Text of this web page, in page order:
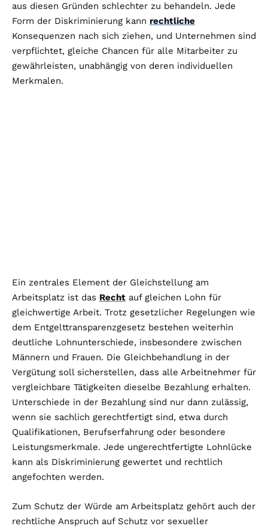
aus diesen Gründen schlechter zu behandeln. Jede
Form der Diskriminierung kann rechtliche
Konsequenzen nach sich ziehen, und Unternehmen sind
verpflichtet, gleiche Chancen für alle Mitarbeiter zu
gewährleisten, unabhängig von deren individuellen
Merkmalen.
Ein zentrales Element der Gleichstellung am
Arbeitsplatz ist das Recht auf gleichen Lohn für
gleichwertige Arbeit. Trotz gesetzlicher Regelungen wie
dem Entgelttransparenzgesetz bestehen weiterhin
deutliche Lohnunterschiede, insbesondere zwischen
Männern und Frauen. Die Gleichbehandlung in der
Vergütung soll sicherstellen, dass alle Arbeitnehmer für
vergleichbare Tätigkeiten dieselbe Bezahlung erhalten.
Unterschiede in der Bezahlung sind nur dann zulässig,
wenn sie sachlich gerechtfertigt sind, etwa durch
Qualifikationen, Berufserfahrung oder besondere
Leistungsmerkmale. Jede ungerechtfertigte Lohnlücke
kann als Diskriminierung gewertet und rechtlich
angefochten werden.
Zum Schutz der Würde am Arbeitsplatz gehört auch der
rechtliche Anspruch auf Schutz vor sexueller